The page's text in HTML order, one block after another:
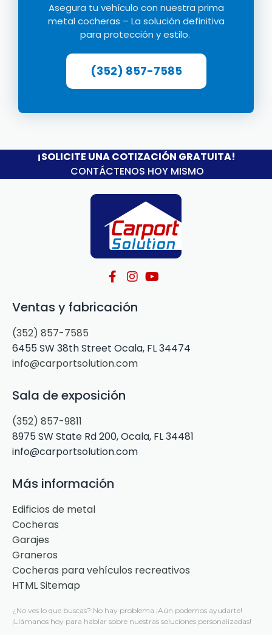
Asegura tu vehículo con nuestra prima
metal cocheras – La solución definitiva
para protección y estilo.
(352) 857-7585
¡SOLICITE UNA COTIZACIÓN GRATUITA!
CONTÁCTENOS HOY MISMO
Ventas y fabricación
(352) 857-7585
6455 SW 38th Street Ocala, FL 34474
info@carportsolution.com
Sala de exposición
(352) 857-9811
8975 SW State Rd 200, Ocala, FL 34481
info@carportsolution.com
Más información
Edificios de metal
Cocheras
Garajes
Graneros
Cocheras para vehículos recreativos
HTML Sitemap
¿No ves lo que buscas? No hay problema ¡Aún podemos ayudarte!
¡Llámanos hoy para hablar sobre nuestras soluciones personalizadas!